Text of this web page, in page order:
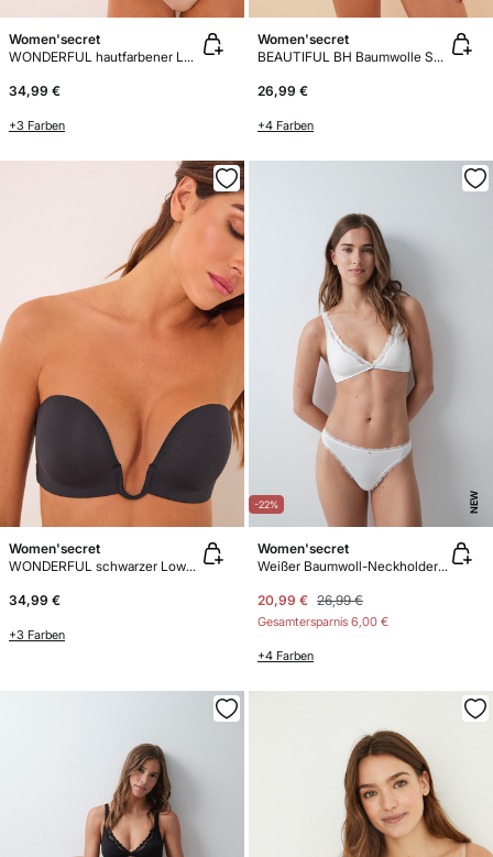
Women'secret
WONDERFUL hautfarbener Low-Cut BH
34,99 €
+3 Farben
Women'secret
BEAUTIFUL BH Baumwolle Schwarz
26,99 €
+4 Farben
Women'secret
WONDERFUL schwarzer Low-Cut BH
34,99 €
+3 Farben
-22% NEW
Women'secret
Weißer Baumwoll-Neckholder-BH FANTASTIC
20,99 € 26,99 €
Gesamtersparnis 6,00 €
+4 Farben